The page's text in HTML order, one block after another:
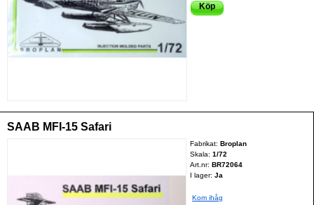
Köp
SAAB MFI-15 Safari
Fabrikat:Broplan
Skala:1/72
Art.nr:BR72064
I lager: Ja
Kom ihåg